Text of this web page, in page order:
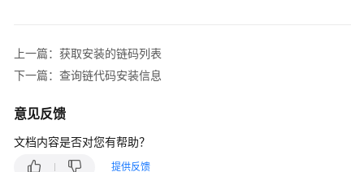
码
安
上一篇：获取安装的链码列表
下一篇：查询链代码安装信息
意见反馈
文档内容是否对您有帮助？
提供反馈